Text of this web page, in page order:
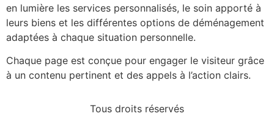
en lumière les services personnalisés, le soin apporté à
leurs biens et les différentes options de déménagement
adaptées à chaque situation personnelle.
Chaque page est conçue pour engager le visiteur grâce
à un contenu pertinent et des appels à l’action clairs.
Tous droits réservés